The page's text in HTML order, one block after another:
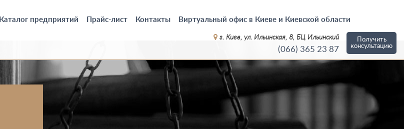
Каталог предприятий Прайс-лист Контакты Виртуальный офис в Киеве и Киевской области
Получить
консультацию
г. Киев, ул. Ильинская, 8, БЦ Ильинский
(066) 365 23 87